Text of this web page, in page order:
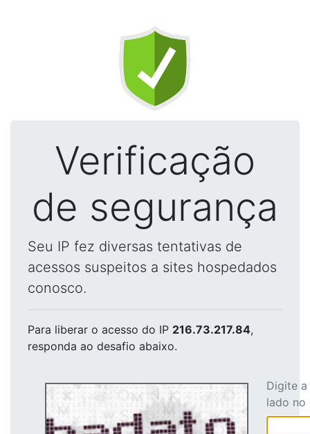
Verificação
de segurança
Seu IP fez diversas tentativas de
acessos suspeitos a sites hospedados
conosco.
Para liberar o acesso do IP 216.73.217.84,
responda ao desafio abaixo.
Digite
lado no